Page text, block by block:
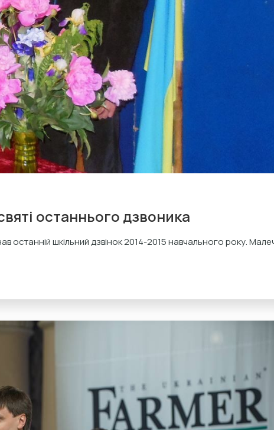
останнього дзвоника
останній шкільний дзвінок 2014-2015 навчального року.